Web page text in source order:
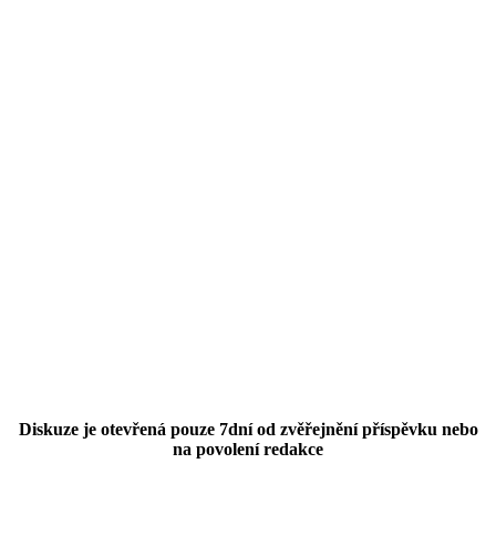
Diskuze je otevřená pouze 7dní od zvěřejnění příspěvku nebo
na povolení redakce